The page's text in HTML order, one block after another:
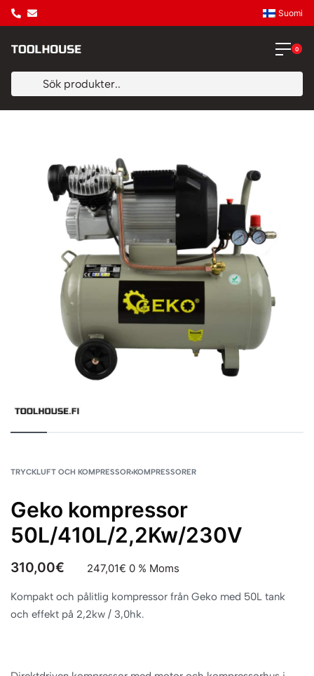
Suomi
0
TRYCKLUFT OCH KOMPRESSOR›KOMPRESSORER
Geko kompressor
50L/410L/2,2Kw/230V
310,00€ 247,01€ 0 % Moms
Kompakt och pålitlig kompressor från Geko med 50L tank
och effekt på 2,2kw / 3,0hk.